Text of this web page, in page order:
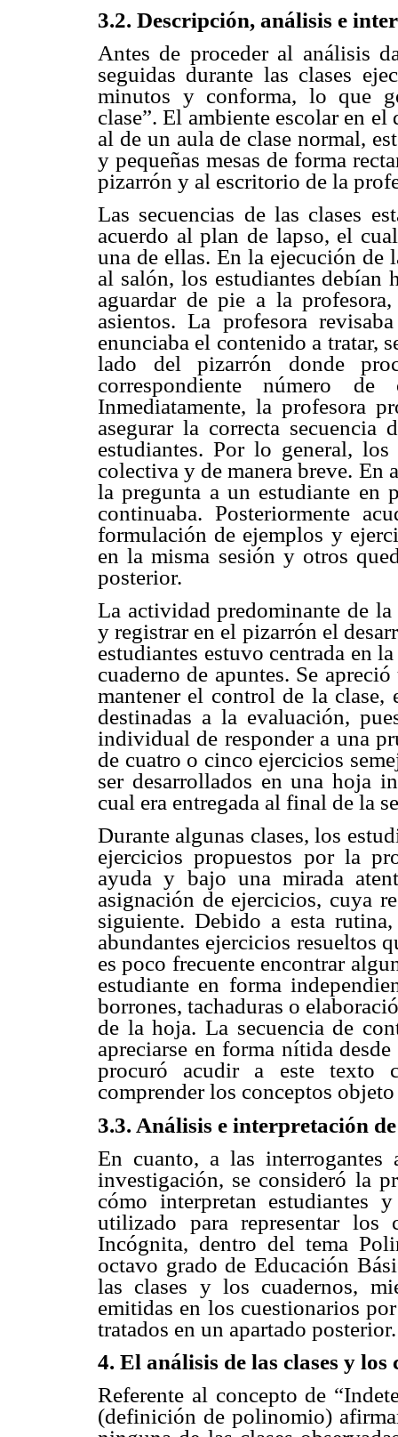
3.2. Descripción, análisis e
Antes de proceder al análisis
seguidas durante las clases
minutos y conforma, lo que
clase”. El ambiente escolar en
al de un aula de clase normal,
y pequeñas mesas de forma
pizarrón y al escritorio de la
Las secuencias de las clases
acuerdo al plan de lapso, el
una de ellas. En la ejecución de
al salón, los estudiantes debían
aguardar de pie a la
asientos. La profesora
enunciaba el contenido a tratar,
lado del pizarrón donde
correspondiente número
Inmediatamente, la profesora
asegurar la correcta
estudiantes. Por lo general,
colectiva y de manera breve. En
la pregunta a un estudiante en
continuaba. Posteriormente
formulación de ejemplos y
en la misma sesión y otros
posterior.
La actividad predominante de
y registrar en el pizarrón el
estudiantes estuvo centrada en
cuaderno de apuntes. Se
mantener el control de la clase,
destinadas a la evaluación,
individual de responder a una
de cuatro o cinco ejercicios
ser desarrollados en una hoja
cual era entregada al final de la
Durante algunas clases, los
ejercicios propuestos por la
ayuda y bajo una mirada
asignación de ejercicios, cuya
siguiente. Debido a esta
abundantes ejercicios resueltos
es poco frecuente encontrar
estudiante en forma
borrones, tachaduras o
de la hoja. La secuencia de
apreciarse en forma nítida
procuró acudir a este texto
comprender los conceptos
3.3. Análisis e interpretación
En cuanto, a las
investigación, se consideró la
cómo interpretan estudiantes
utilizado para representar los
Incógnita, dentro del tema
octavo grado de Educación
las clases y los cuadernos,
emitidas en los cuestionarios
tratados en un apartado posterior.
4. El análisis de las clases y los
Referente al concepto de
(definición de polinomio)